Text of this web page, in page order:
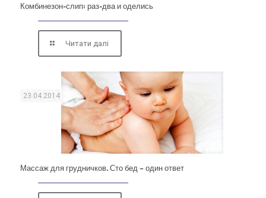
Комбинезон-слип: раз-два и оделись
Читати далі
23.04.2014
Массаж для грудничков. Сто бед – один ответ